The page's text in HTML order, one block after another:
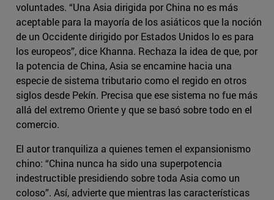
voluntades. “Una Asia dirigida por China no es más
aceptable para la mayoría de los asiáticos que la noción
de un Occidente dirigido por Estados Unidos lo es para
los europeos”, dice Khanna. Rechaza la idea de que, por
la potencia de China, Asia se encamine hacia una
especie de sistema tributario como el regido en otros
siglos desde Pekín. Precisa que ese sistema no fue más
allá del extremo Oriente y que se basó sobre todo en el
comercio.
El autor tranquiliza a quienes temen el expansionismo
chino: “China nunca ha sido una superpotencia
indestructible presidiendo sobre toda Asia como un
coloso”. Así, advierte que mientras las características